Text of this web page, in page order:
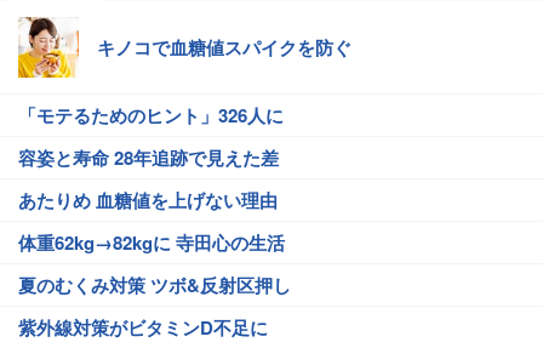
キノコで血糖値スパイクを防ぐ
「モテるためのヒント」326人に
容姿と寿命 28年追跡で見えた差
あたりめ 血糖値を上げない理由
体重62kg→82kgに 寺田心の生活
夏のむくみ対策 ツボ&反射区押し
紫外線対策がビタミンD不足に